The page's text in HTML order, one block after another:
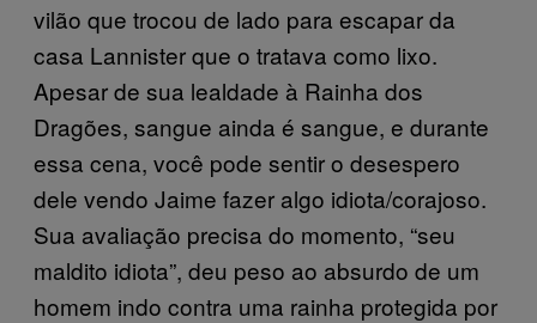
vilão que trocou de lado para escapar da
casa Lannister que o tratava como lixo.
Apesar de sua lealdade à Rainha dos
Dragões, sangue ainda é sangue, e durante
essa cena, você pode sentir o desespero
dele vendo Jaime fazer algo idiota/corajoso.
Sua avaliação precisa do momento, “seu
maldito idiota”, deu peso ao absurdo de um
homem indo contra uma rainha protegida por